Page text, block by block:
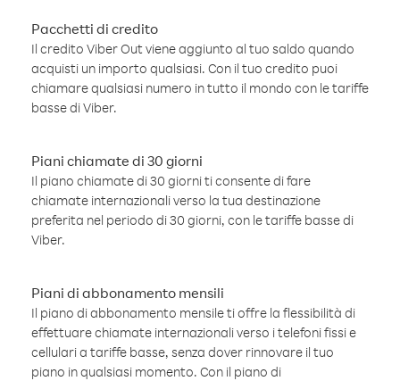
Pacchetti di credito
Il credito Viber Out viene aggiunto al tuo saldo quando
acquisti un importo qualsiasi. Con il tuo credito puoi
chiamare qualsiasi numero in tutto il mondo con le tariffe
basse di Viber.
Piani chiamate di 30 giorni
Il piano chiamate di 30 giorni ti consente di fare
chiamate internazionali verso la tua destinazione
preferita nel periodo di 30 giorni, con le tariffe basse di
Viber.
Piani di abbonamento mensili
Il piano di abbonamento mensile ti offre la flessibilità di
effettuare chiamate internazionali verso i telefoni fissi e
cellulari a tariffe basse, senza dover rinnovare il tuo
piano in qualsiasi momento. Con il piano di